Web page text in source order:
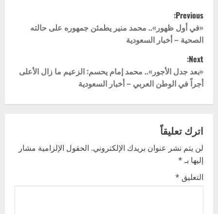
P
o
s
t
n
v
i
g
Previous:
«في أول ظهور».. محمد منير يطمئن جمهوره على حالته
الصحية – أخبار السعودية
Next:
«بعد جدل الأجور».. محمد إمام يحسم: الزعيم ما زال الأعلى
أجراً في الوطن العربي – أخبار السعودية
اترك تعليقاً
لن يتم نشر عنوان بريدك الإلكتروني. الحقول الإلزامية مشار
إليها بـ*
التعليق *